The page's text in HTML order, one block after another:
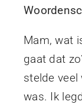
Mam, wat
gaat dat
stelde veel
was. Ik